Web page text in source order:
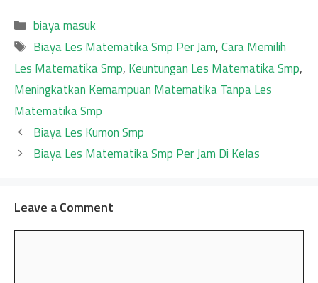
Categories
biaya masuk
Tags
Biaya Les Matematika Smp Per Jam,Cara Memilih
Les Matematika Smp, Keuntungan Les Matematika Smp,
Meningkatkan Kemampuan Matematika Tanpa Les
Matematika Smp
Biaya Les Kumon Smp
Biaya Les Matematika Smp Per Jam Di Kelas
Leave a Comment